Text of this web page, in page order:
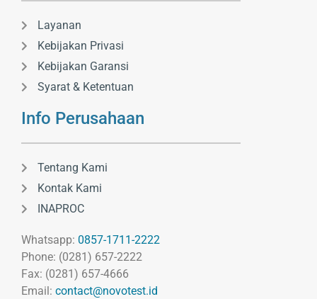
Layanan
Kebijakan Privasi
Kebijakan Garansi
Syarat & Ketentuan
Info Perusahaan
Tentang Kami
Kontak Kami
INAPROC
Whatsapp: 0857-1711-2222
Phone: (0281) 657-2222
Fax: (0281) 657-4666
Email: contact@novotest.id